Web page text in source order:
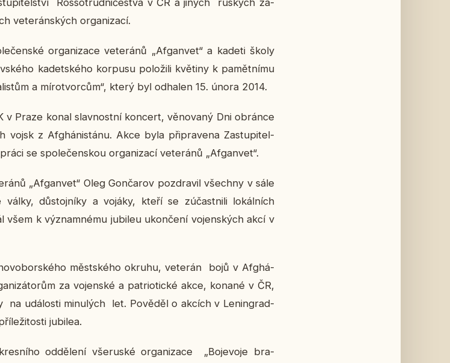
Ros­so­trud­ni­čestva v ČR a jiných rus­kých za­
ve­te­rán­ských or­ga­ni­za­cí.
or­ga­ni­za­ce ve­te­rá­nů „Af­ga­n­vet“ a kadeti školy
ka­det­ské­ho kor­pu­su po­lo­ži­li kvě­ti­ny k pa­mět­ní­mu
a mí­ro­tvor­cům“, který byl od­ha­len 15. února 2014.
v Praze konal slav­nost­ní kon­cert, vě­no­va­ný Dni obrán­ce
vojsk z Af­ghá­nistá­nu. Akce byla při­pra­ve­na Za­stu­pi­tel­
se spo­le­čen­skou or­ga­ni­za­cí ve­te­rá­nů „Af­ga­n­vet“.
„Af­ga­n­vet“ Oleg Gon­ča­rov pozdra­vil všech­ny v sále
války, dů­stoj­ní­ky a vojáky, kteří se zú­čast­ni­li lo­kál­ních
všem k vý­znam­né­mu ju­bi­leu ukon­če­ní vo­jen­ských akcí v
měst­ské­ho okruhu, ve­te­rán bojů v Af­ghá­
za vo­jen­ské a pa­tri­o­tic­ké akce, konané v ČR,
na udá­los­ti mi­nu­lých let. Po­vě­děl o akcích v Le­nin­grad­
ju­bi­lea.
od­dě­le­ní vše­rus­ké or­ga­ni­za­ce „Bo­je­vo­je bra­